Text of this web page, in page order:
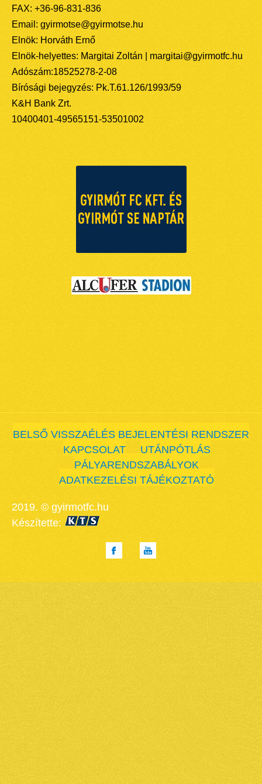
FAX: +36-96-831-836
Email: gyirmotse@gyirmotse.hu
Elnök: Horváth Ernő
Elnök-helyettes: Margitai Zoltán | margitai@gyirmotfc.hu
Adószám:18525278-2-08
Bírósági bejegyzés: Pk.T.61.126/1993/59
K&H Bank Zrt.
10400401-49565151-53501002
BELSŐ VISSZAÉLÉS BEJELENTÉSI RENDSZER
KAPCSOLAT
UTÁNPÓTLÁS
PÁLYARENDSZABÁLYOK
ADATKEZELÉSI TÁJÉKOZTATÓ
2019. © gyirmotfc.hu
Készítette: